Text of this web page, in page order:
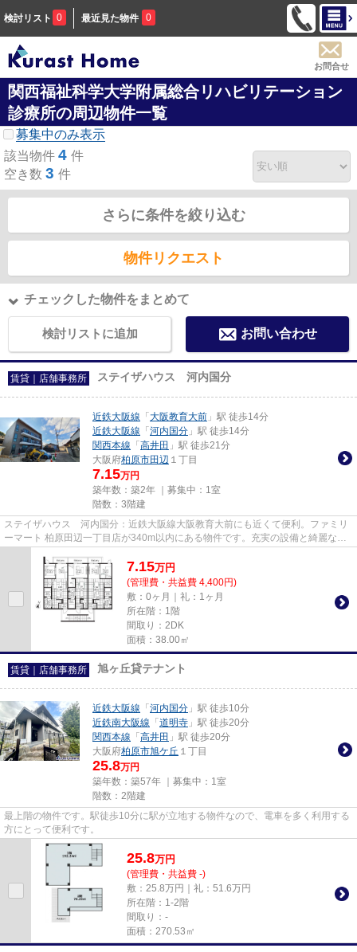
検討リスト 0 最近見た物件 0
お問合せ
関西福祉科学大学附属総合リハビリテーション
診療所の周辺物件一覧
募集中のみ表示
該当物件 4 件
空き数 3 件
さらに条件を絞り込む
物件リクエスト
チェックした物件をまとめて
検討リストに追加 お問い合わせ
賃貸｜店舗事務所 ステイザハウス 河内国分
近鉄大阪線 「 大阪教育大前 」駅 徒歩14分
近鉄大阪線 「 河内国分 」駅 徒歩14分
関西本線 「 高井田 」駅 徒歩21分
大阪府柏原市田辺 １丁目
7.15万円
築年数：築2年 ｜募集中： 1室
階数：3階建
ステイザハウス 河内国分：近鉄大阪線大阪教育大前にも近くて便利。ファミリ
ーマート 柏原田辺一丁目店が340m以内にある物件です。充実の設備と綺麗な室
7.15万円
(管理費・共益費 4,400円)
敷：0ヶ月｜礼：1ヶ月
所在階：1階
間取り：2DK
面積：38.00㎡
賃貸｜店舗事務所 旭ヶ丘貸テナント
近鉄大阪線 「 河内国分 」駅 徒歩10分
近鉄南大阪線 「 道明寺 」駅 徒歩20分
関西本線 「 高井田 」駅 徒歩20分
大阪府柏原市旭ケ丘 １丁目
25.8万円
築年数：築57年 ｜募集中： 1室
階数：2階建
最上階の物件です。駅徒歩10分に駅が立地する物件なので、電車を多く利用する
方にとって便利です。
25.8万円
(管理費・共益費 -)
敷：25.8万円｜礼：51.6万円
所在階：1-2階
間取り：-
面積：270.53㎡